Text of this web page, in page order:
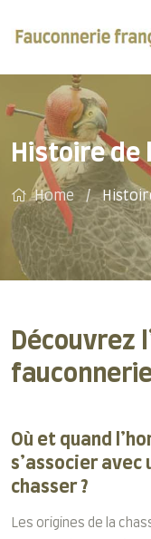
Histoire de
Home
Découvrez
Où et quand
s’associer avec
chasser ?
Les origines de la